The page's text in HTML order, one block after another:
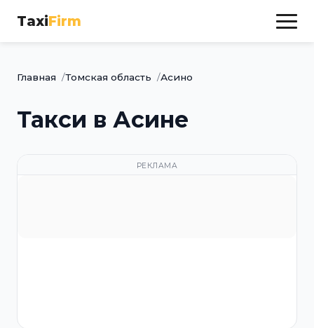
TaxiFirm
Главная Томская область Асино
Такси в Асине
РЕКЛАМА